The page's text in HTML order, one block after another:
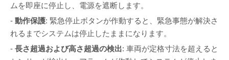
ムを即座に停止し、電源を遮断します。
- 動作保護: 緊急停止ボタンが作動すると、緊急事態が解決さ
れるまでシステムは停止したままになります。
- 長さ超過および高さ超過の検出: 車両が定格寸法を超えると